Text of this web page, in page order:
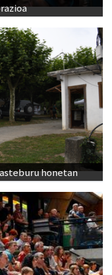
honetan